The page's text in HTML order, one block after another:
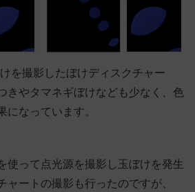
を撮影したぼけディスクチャー
きやタマネギぼけなども少なく、色
になっています。
使って点光源を撮影し玉ぼけを発生
ャートの撮影も行ったのですが、